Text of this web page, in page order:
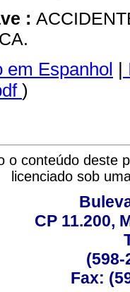
:
em Espanhol |
)
o conteúdo deste
licenciado sob
CP 11.200,
(598-
Fax: